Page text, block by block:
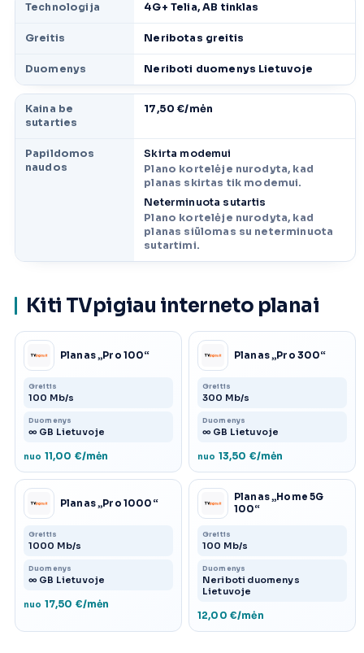
Technologija 4G+ Telia, AB tinklas
Greitis Neribotas greitis
Duomenys Neriboti duomenys Lietuvoje
Kaina be
sutarties
17,50 €/mėn
Papildomos
naudos
Skirta modemui
Plano kortelėje nurodyta, kad
planas skirtas tik modemui.
Neterminuota sutartis
Plano kortelėje nurodyta, kad
planas siūlomas su neterminuota
sutartimi.
Kiti TVpigiau interneto planai
Planas „Pro 100“
Greitis
100 Mb/s
Duomenys
∞ GB Lietuvoje
nuo 11,00 €/mėn
Planas „Pro 300“
Greitis
300 Mb/s
Duomenys
∞ GB Lietuvoje
nuo 13,50 €/mėn
Planas „Pro 1000“
Greitis
1000 Mb/s
Duomenys
∞ GB Lietuvoje
nuo 17,50 €/mėn
Planas „Home 5G
100“
Greitis
100 Mb/s
Duomenys
Neriboti duomenys
Lietuvoje
12,00 €/mėn